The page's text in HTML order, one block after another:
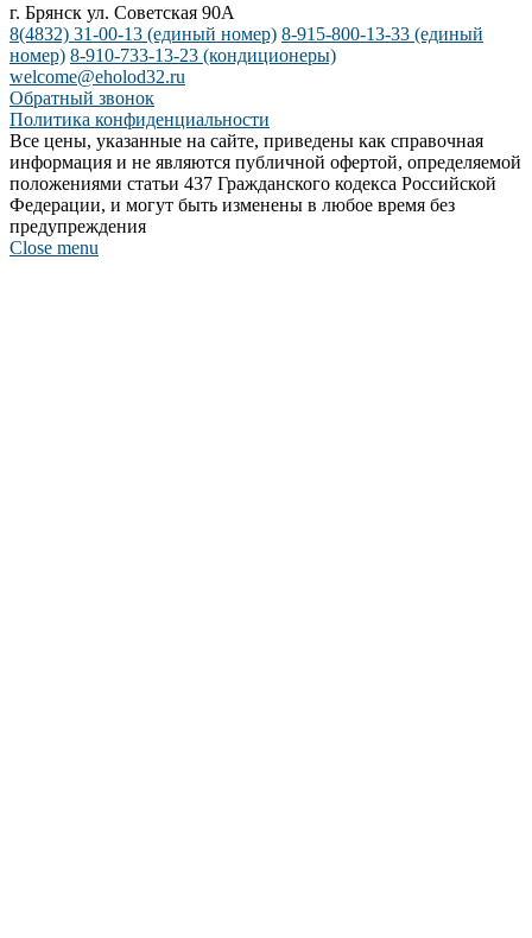
г. Брянск ул. Советская 90А
8(4832) 31-00-13 (единый номер) 8-915-800-13-33 (единый
номер) 8-910-733-13-23 (кондиционеры)
welcome@eholod32.ru
Обратный звонок
Политика конфиденциальности
Все цены, указанные на сайте, приведены как справочная
информация и не являются публичной офертой, определяемой
положениями статьи 437 Гражданского кодекса Российской
Федерации, и могут быть изменены в любое время без
предупреждения
Close menu